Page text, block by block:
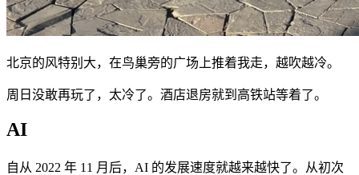
北京的风特别大，在鸟巢旁的广场上推着我走，越吹越冷。
周日没敢再玩了，太冷了。酒店退房就到高铁站等着了。
AI
自从 2022 年 11 月后，AI 的发展速度就越来越快了。从初次